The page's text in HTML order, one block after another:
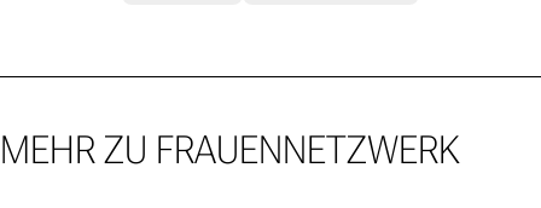
MEHR ZU FRAUENNETZWERK